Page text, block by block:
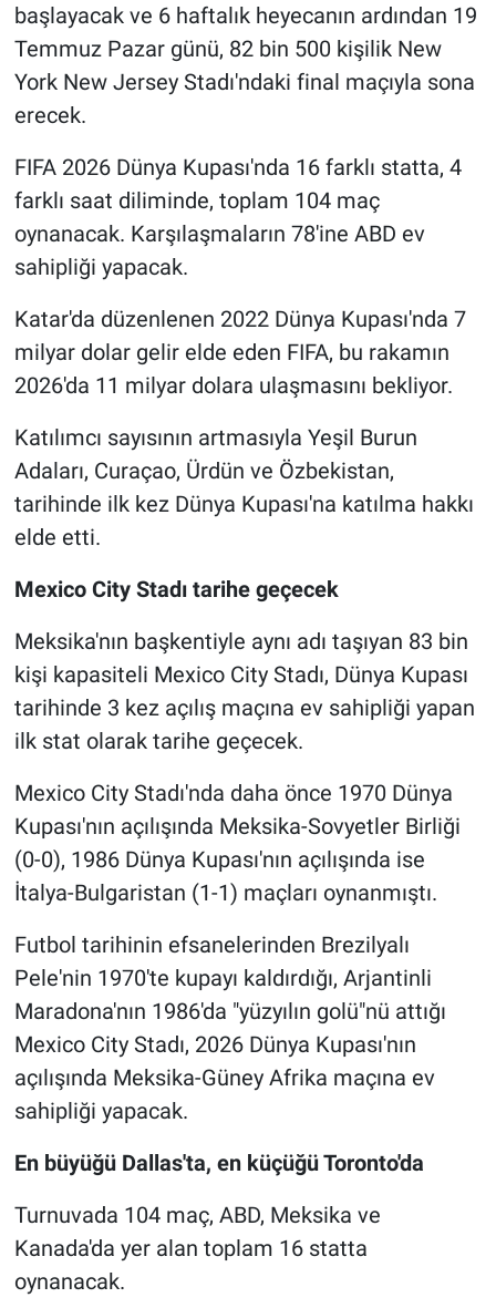
başlayacak ve 6 haftalık heyecanın ardından 19
Temmuz Pazar günü, 82 bin 500 kişilik New
York New Jersey Stadı'ndaki final maçıyla sona
erecek.
FIFA 2026 Dünya Kupası'nda 16 farklı statta, 4
farklı saat diliminde, toplam 104 maç
oynanacak. Karşılaşmaların 78'ine ABD ev
sahipliği yapacak.
Katar'da düzenlenen 2022 Dünya Kupası'nda 7
milyar dolar gelir elde eden FIFA, bu rakamın
2026'da 11 milyar dolara ulaşmasını bekliyor.
Katılımcı sayısının artmasıyla Yeşil Burun
Adaları, Curaçao, Ürdün ve Özbekistan,
tarihinde ilk kez Dünya Kupası'na katılma hakkı
elde etti.
Mexico City Stadı tarihe geçecek
Meksika'nın başkentiyle aynı adı taşıyan 83 bin
kişi kapasiteli Mexico City Stadı, Dünya Kupası
tarihinde 3 kez açılış maçına ev sahipliği yapan
ilk stat olarak tarihe geçecek.
Mexico City Stadı'nda daha önce 1970 Dünya
Kupası'nın açılışında Meksika-Sovyetler Birliği
(0-0), 1986 Dünya Kupası'nın açılışında ise
İtalya-Bulgaristan (1-1) maçları oynanmıştı.
Futbol tarihinin efsanelerinden Brezilyalı
Pele'nin 1970'te kupayı kaldırdığı, Arjantinli
Maradona'nın 1986'da "yüzyılın golü"nü attığı
Mexico City Stadı, 2026 Dünya Kupası'nın
açılışında Meksika-Güney Afrika maçına ev
sahipliği yapacak.
En büyüğü Dallas'ta, en küçüğü Toronto'da
Turnuvada 104 maç, ABD, Meksika ve
Kanada'da yer alan toplam 16 statta
oynanacak.